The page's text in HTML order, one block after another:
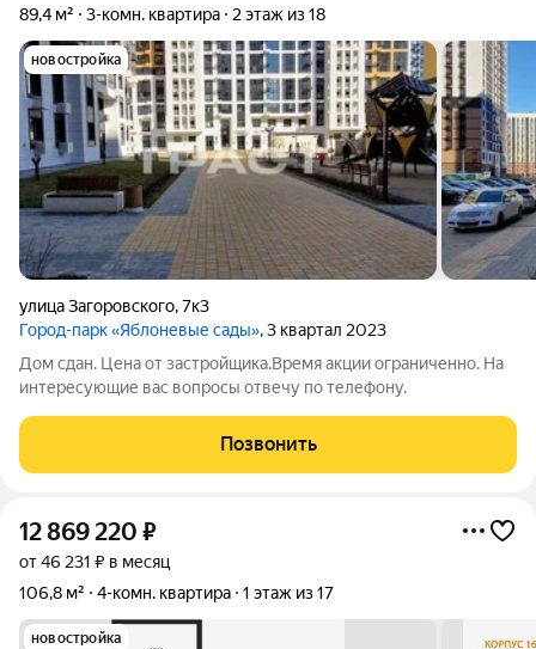
89,4 м² 3-комн. квартира 2 этаж из 18
новостройка
улица Загоровского,7к3
Город-парк «Яблоневые сады», 3 квартал 2023
Дом сдан. Цена от застройщика.Время акции ограниченно. На
интересующие вас вопросы отвечу по телефону.
Позвонить
12 869 220 ₽
от 46 231 ₽ в месяц
106,8 м²
4-комн. квартира 1 этаж из 17
новостройка